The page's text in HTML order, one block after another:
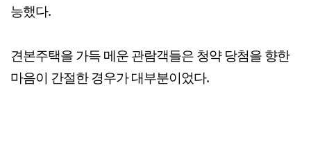
능했다.
견본주택을 가득 메운 관람객들은 청약 당첨을 향한
마음이 간절한 경우가 대부분이었다.